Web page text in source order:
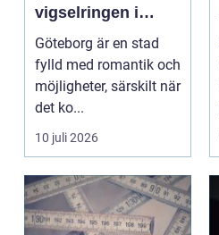
vigselringen i
Göteborg
Göteborg är en stad
fylld med romantik och
möjligheter, särskilt när
det ko...
10 juli 2026